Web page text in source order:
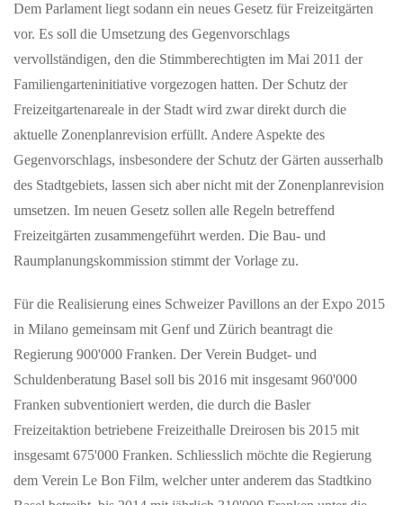
Dem Parlament liegt sodann ein neues Gesetz für Freizeitgärten
vor. Es soll die Umsetzung des Gegenvorschlags
vervollständigen, den die Stimmberechtigten im Mai 2011 der
Familiengarteninitiative vorgezogen hatten. Der Schutz der
Freizeitgartenareale in der Stadt wird zwar direkt durch die
aktuelle Zonenplanrevision erfüllt. Andere Aspekte des
Gegenvorschlags, insbesondere der Schutz der Gärten ausserhalb
des Stadtgebiets, lassen sich aber nicht mit der Zonenplanrevision
umsetzen. Im neuen Gesetz sollen alle Regeln betreffend
Freizeitgärten zusammengeführt werden. Die Bau- und
Raumplanungskommission stimmt der Vorlage zu.
Für die Realisierung eines Schweizer Pavillons an der Expo 2015
in Milano gemeinsam mit Genf und Zürich beantragt die
Regierung 900'000 Franken. Der Verein Budget- und
Schuldenberatung Basel soll bis 2016 mit insgesamt 960'000
Franken subventioniert werden, die durch die Basler
Freizeitaktion betriebene Freizeithalle Dreirosen bis 2015 mit
insgesamt 675'000 Franken. Schliesslich möchte die Regierung
dem Verein Le Bon Film, welcher unter anderem das Stadtkino